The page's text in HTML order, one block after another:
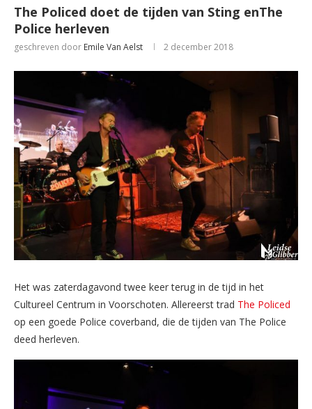
The Policed doet de tijden van Sting enThe
Police herleven
geschreven door Emile Van Aelst 2 december 2018
Het was zaterdagavond twee keer terug in de tijd in het
Cultureel Centrum in Voorschoten. Allereerst trad The Policed
op een goede Police coverband, die de tijden van The Police
deed herleven.